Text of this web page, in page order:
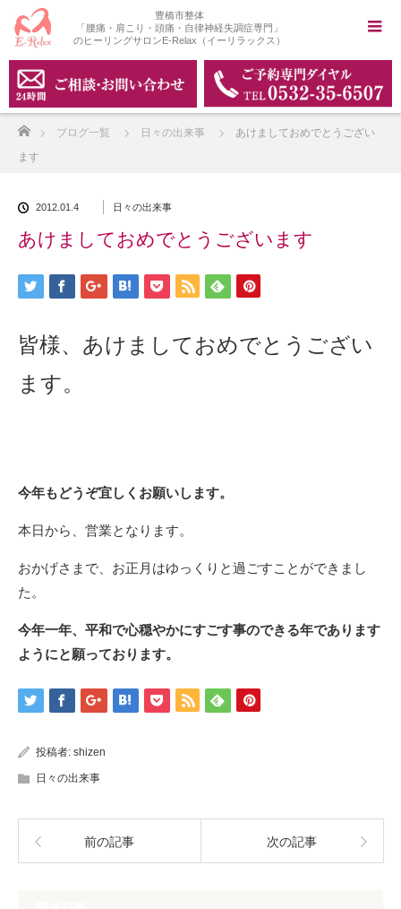
豊橋市整体
「腰痛・肩こり・頭痛・自律神経失調症専門」
のヒーリングサロンE-Relax（イーリラックス）
ブログ一覧 日々の出来事
あけましておめでとうござい
ます
2012.01.4 日々の出来事
あけましておめでとうございます
皆様、あけましておめでとうござい
ます。
今年もどうぞ宜しくお願いします。
本日から、営業となります。
おかげさまで、お正月はゆっくりと過ごすことができまし
た。
今年一年、平和で心穏やかにすごす事のできる年であります
ようにと願っております。
投稿者: shizen
日々の出来事
前の記事 次の記事